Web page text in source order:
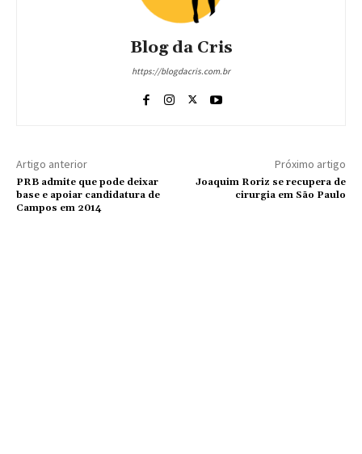
Blog da Cris
https://blogdacris.com.br
Artigo anterior
PRB admite que pode deixar
base e apoiar candidatura de
Campos em 2014
Próximo artigo
Joaquim Roriz se recupera de
cirurgia em São Paulo